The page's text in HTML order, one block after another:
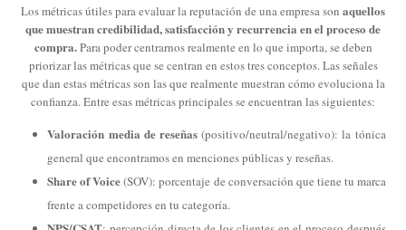
Los métricas útiles para evaluar la reputación de una empresa son aquellos
que muestran credibilidad, satisfacción y recurrencia en el proceso de
compra.Para poder centrarnos realmente en lo que importa, se deben
priorizar las métricas que se centran en estos tres conceptos. Las señales
que dan estas métricas son las que realmente muestran cómo evoluciona la
confianza. Entre esas métricas principales se encuentran las siguientes:
Valoración media de reseñas(positivo/neutral/negativo): la tónica
general que encontramos en menciones públicas y reseñas.
Share of Voice(SOV): porcentaje de conversación que tiene tu marca
frente a competidores en tu categoría.